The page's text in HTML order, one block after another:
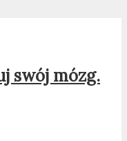
swój mózg.